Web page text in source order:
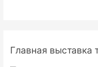
Главная выставка